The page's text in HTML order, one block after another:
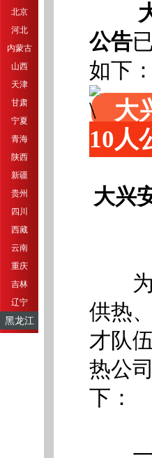
北京
河北
内蒙古
山西
天津
甘肃
宁夏
青海
陕西
新疆
贵州
四川
西藏
云南
重庆
吉林
辽宁
黑龙江
公告
如下：
大
10人
大兴
为
供热
才队
热公
下：